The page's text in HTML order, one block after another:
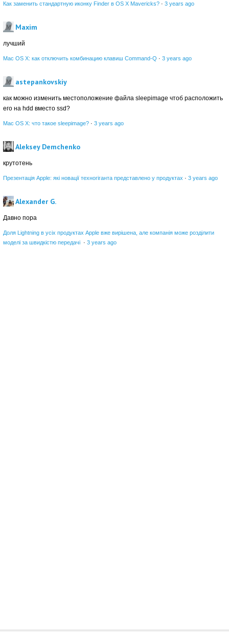
Как заменить стандартную иконку Finder в OS X Mavericks? · 3 years ago
Maxim
лучший
Mac OS X: как отключить комбинацию клавиш Command-Q · 3 years ago
astepankovskiy
как можно изменить местоположение файла sleepimage чтоб расположить
его на hdd вместо ssd?
Mac OS X: что такое sleepimage? · 3 years ago
Aleksey Demchenko
крутотень
Презентація Apple: які новації техногіганта представлено у продуктах · 3 years ago
Alexander G.
Давно пора
Доля Lightning в усіх продуктах Apple вже вирішена, але компанія може розділити
моделі за швидкістю передачі · 3 years ago